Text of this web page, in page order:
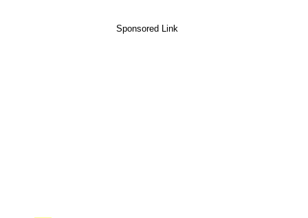
Sponsored Link